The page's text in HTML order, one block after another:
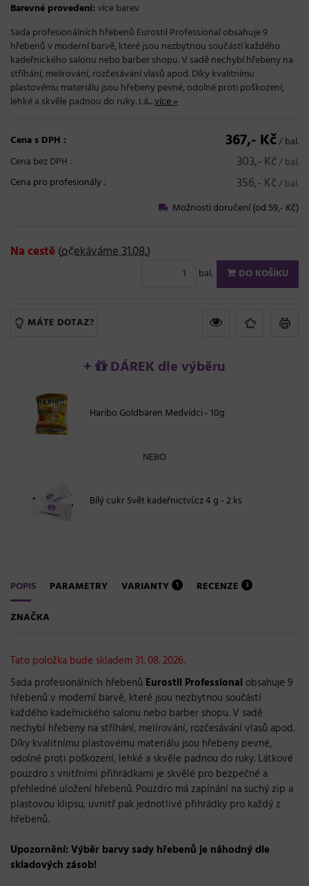
Barevné provedení:více barev
Sada profesionálních hřebenů Eurostil Professional obsahuje 9
hřebenů v moderní barvě, které jsou nezbytnou součástí každého
kadeřnického salonu nebo barber shopu. V sadě nechybí hřebeny na
stříhání, melírování, rozčesávání vlasů apod. Díky kvalitnímu
plastovému materiálu jsou hřebeny pevné, odolné proti poškození,
lehké a skvěle padnou do ruky. Lá...více »
Cena s DPH : 367,- Kč/ bal.
Cena bez DPH :
303,- Kč/ bal.
Cena pro profesionály: 356,- Kč/ bal.
Možnosti doručení (od 59,- Kč)
Na cestě (očekáváme 31.08.)
bal. DO KOŠÍKU
MÁTE DOTAZ?
+ DÁREK dle výběru
Haribo Goldbären Medvídci - 10g
NEBO
Bílý cukr Svět kadeřnictví.cz 4 g - 2 ks
POPIS PARAMETRY VARIANTY 1 RECENZE 3
ZNAČKA
Tato položka bude skladem 31. 08. 2026.
Sada profesionálních hřebenů Eurostil Professional obsahuje 9
hřebenů v moderní barvě, které jsou nezbytnou součástí
každého kadeřnického salonu nebo barber shopu. V sadě
nechybí hřebeny na stříhání, melírování, rozčesávání vlasů apod.
Díky kvalitnímu plastovému materiálu jsou hřebeny pevné,
odolné proti poškození, lehké a skvěle padnou do ruky. Látkové
pouzdro s vnitřními přihrádkami je skvělé pro bezpečné a
přehledné uložení hřebenů. Pouzdro má zapínání na suchý zip a
plastovou klipsu, uvnitř pak jednotlivé přihrádky pro každý z
hřebenů.
Upozornění: Výběr barvy sady hřebenů je náhodný dle
skladových zásob!